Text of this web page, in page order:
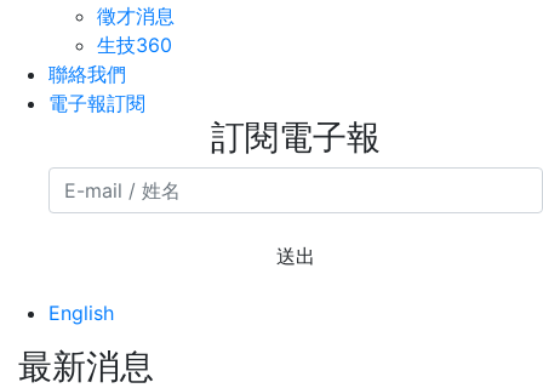
徵才消息
生技360
聯絡我們
電子報訂閱
訂閱電子報
送出
English
最新消息